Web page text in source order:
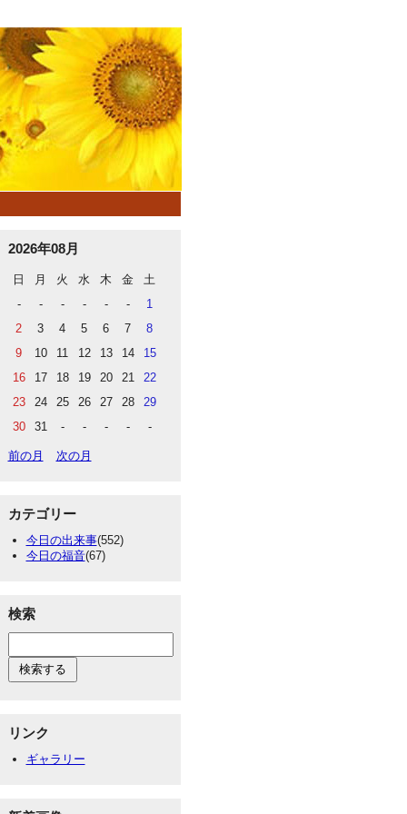
2026年08月
日 月 火 水 木 金
土
-
- - - - -
1
2
3 4 5 6 7
8
9
10 11 12 13 14
15
16
17 18 19 20 21
22
23
24 25 26 27 28
29
30
31 - - - - -
前の月 次の月
カテゴリー
今日の出来事(552)
今日の福音(67)
検索
リンク
ギャラリー